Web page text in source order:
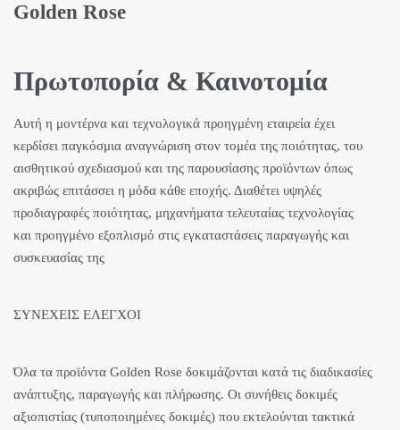
Golden Rose
Πρωτοπορία & Καινοτομία
Αυτή η μοντέρνα και τεχνολογικά προηγμένη εταιρεία έχει
κερδίσει παγκόσμια αναγνώριση στον τομέα της ποιότητας, του
αισθητικού σχεδιασμού και της παρουσίασης προϊόντων όπως
ακριβώς επιτάσσει η μόδα κάθε εποχής. Διαθέτει υψηλές
προδιαγραφές ποιότητας, μηχανήματα τελευταίας τεχνολογίας
και προηγμένο εξοπλισμό στις εγκαταστάσεις παραγωγής και
συσκευασίας της
ΣΥΝΕΧΕΙΣ ΕΛΕΓΧΟΙ
Όλα τα προϊόντα Golden Rose δοκιμάζονται κατά τις διαδικασίες
ανάπτυξης, παραγωγής και πλήρωσης. Οι συνήθεις δοκιμές
αξιοπιστίας (τυποποιημένες δοκιμές) που εκτελούνται τακτικά